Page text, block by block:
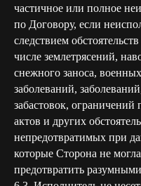
частичное или полное
по Договору, если
следствием
числе землетрясений,
снежного заноса,
заболеваний,
забастовок, ограничений
актов и других
непредотвратимых при
которые Сторона не
предотвратить